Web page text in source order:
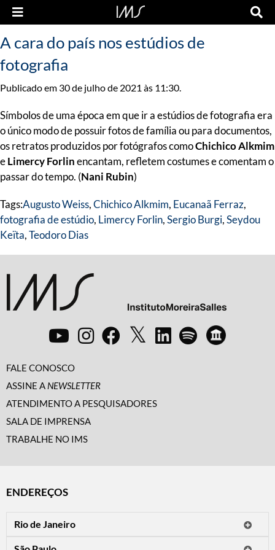
A cara do país nos estúdios de
fotografia
Publicado em 30 de julho de 2021 às 11:30.
Símbolos de uma época em que ir a estúdios de fotografia era
o único modo de possuir fotos de família ou para documentos,
os retratos produzidos por fotógrafos comoChichico Alkmim
eLimercy Forlinencantam, refletem costumes e comentam o
passar do tempo. (Nani Rubin)
Tags:Augusto Weiss,Chichico Alkmim, Eucanaã Ferraz,
fotografia de estúdio, Limercy Forlin,Sergio Burgi,Seydou
Keïta,Teodoro Dias
FALE CONOSCO
ASSINE A NEWSLETTER
ATENDIMENTO A PESQUISADORES
SALA DE IMPRENSA
TRABALHE NO IMS
ENDEREÇOS
Rio de Janeiro